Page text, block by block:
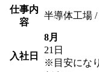
仕事内
容
半導体工場
入社日
8月
21日
※目安にな